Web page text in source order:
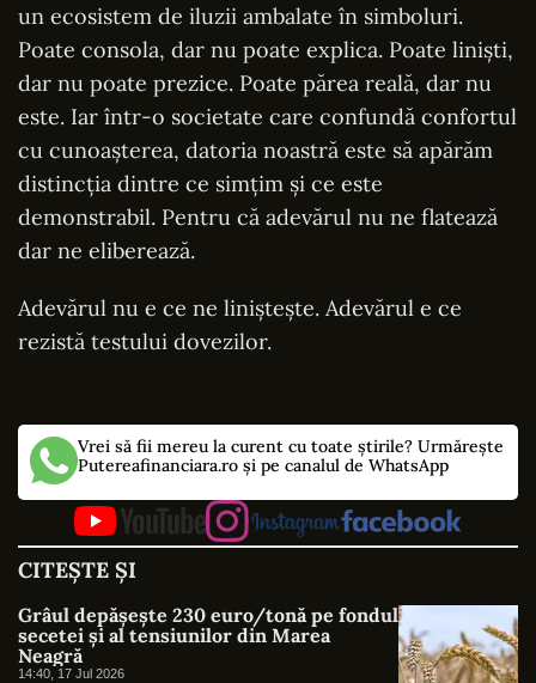
un ecosistem de iluzii ambalate în simboluri.
Poate consola, dar nu poate explica. Poate liniști,
dar nu poate prezice. Poate părea reală, dar nu
este. Iar într-o societate care confundă confortul
cu cunoașterea, datoria noastră este să apărăm
distincția dintre ce simțim și ce este
demonstrabil. Pentru că adevărul nu ne flatează
dar ne eliberează.
Adevărul nu e ce ne liniștește. Adevărul e ce
rezistă testului dovezilor.
Vrei să fii mereu la curent cu toate știrile? Urmărește
Putereafinanciara.ro și pe canalul de WhatsApp
CITEȘTE ȘI
Grâul depășește 230 euro/tonă pe fondul
secetei și al tensiunilor din Marea
Neagră
14:40, 17 Jul 2026